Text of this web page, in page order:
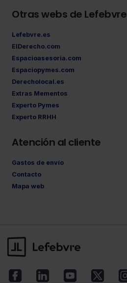
Otras webs de Lefebvre
Lefebvre.es
ElDerecho.com
Espacioasesoria.com
Espaciopymes.com
Derecholocal.es
Extras Mementos
Experto Pymes
Experto RRHH
Atención al cliente
Gastos de envío
Contacto
Mapa web